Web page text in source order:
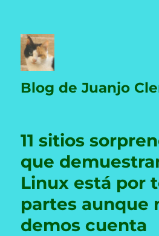
Blog de Juanjo
11 sitios
que
Linux está por
partes aunque
demos cuenta